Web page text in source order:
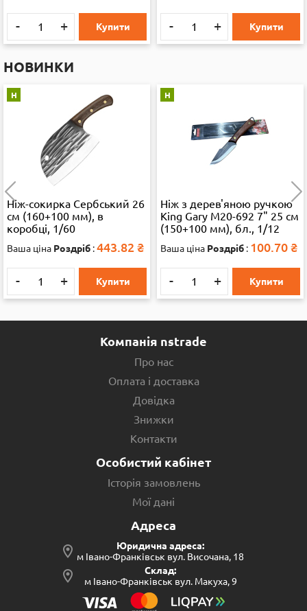
- + Купити - + Купити
НОВИНКИ
Н
Ніж-сокирка Сербський 26
см (160+100 мм), в
коробці, 1/60
Ваша ціна Роздріб :443.82 ₴
- + Купити
Н
Ніж з дерев'яною ручкою
King Gary M20-692 7" 25 см
(150+100 мм), бл., 1/12
Ваша ціна Роздріб : 100.70 ₴
- + Купити
Компанія nstrade
Про нас
Оплата і доставка
Довідка
Знижки
Контакти
Особистий кабінет
Історія замовлень
Мої дані
Адреса
Юридична адреса:
м Івано-Франківськ вул. Височана, 18
Склад:
м Івано-Франківськ вул. Макуха, 9